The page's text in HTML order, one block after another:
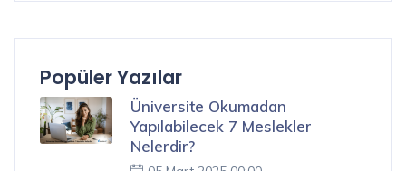
Popüler Yazılar
Üniversite Okumadan
Yapılabilecek 7 Meslekler
Nelerdir?